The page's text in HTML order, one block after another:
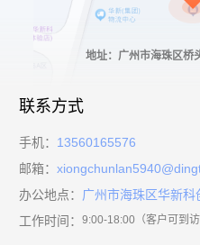
地址：广州市海珠区桥
联系方式
手机： 13560165576
邮箱：
办公地点： 广州市海珠区华新
工作时间： 9:00-18:00（客户可到访